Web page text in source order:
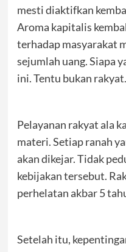
mesti diaktifkan
Aroma kapitalis
terhadap masyarakat
sejumlah uang. Siapa
ini. Tentu bukan rakyat.
Pelayanan rakyat ala
materi. Setiap ranah
akan dikejar. Tidak
kebijakan tersebut.
perhelatan akbar 5
Setelah itu,